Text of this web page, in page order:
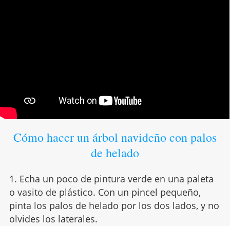
Cómo hacer un árbol navideño con palos
de helado
1. Echa un poco de pintura verde en una paleta
o vasito de plástico. Con un pincel pequeño,
pinta los palos de helado por los dos lados, y no
olvides los laterales.